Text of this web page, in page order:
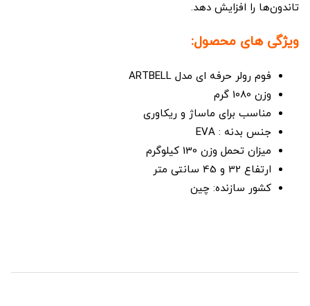
تاندون‌ها را افزایش دهد.
ویژگی های محصول:
فوم رولر حرفه ای مدل ARTBELL
وزن 1080 گرم
مناسب برای ماساژ و ریکاوری
جنس بدنه : EVA
میزان تحمل وزن 130 کیلوگرم
ارتفاع 32 و 45 سانتی متر
کشور سازنده: چین